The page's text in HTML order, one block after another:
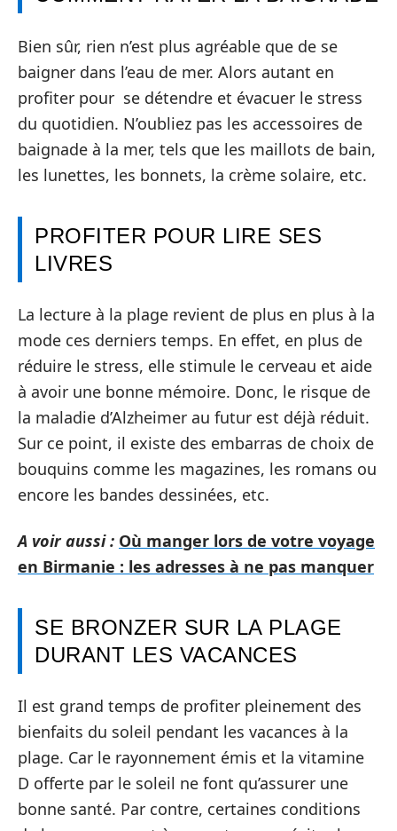
Bien sûr, rien n’est plus agréable que de se
baigner dans l’eau de mer. Alors autant en
profiter pour se détendre et évacuer le stress
du quotidien. N’oubliez pas les accessoires de
baignade à la mer, tels que les maillots de bain,
les lunettes, les bonnets, la crème solaire, etc.
PROFITER POUR LIRE SES
LIVRES
La lecture à la plage revient de plus en plus à la
mode ces derniers temps. En effet, en plus de
réduire le stress, elle stimule le cerveau et aide
à avoir une bonne mémoire. Donc, le risque de
la maladie d’Alzheimer au futur est déjà réduit.
Sur ce point, il existe des embarras de choix de
bouquins comme les magazines, les romans ou
encore les bandes dessinées, etc.
A voir aussi : Où manger lors de votre voyage
en Birmanie : les adresses à ne pas manquer
SE BRONZER SUR LA PLAGE
DURANT LES VACANCES
Il est grand temps de profiter pleinement des
bienfaits du soleil pendant les vacances à la
plage. Car le rayonnement émis et la vitamine
D offerte par le soleil ne font qu’assurer une
bonne santé. Par contre, certaines conditions